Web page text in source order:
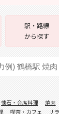
駅・路線
から探す
懐石・会席料理 焼肉
喫茶・カフェ リ